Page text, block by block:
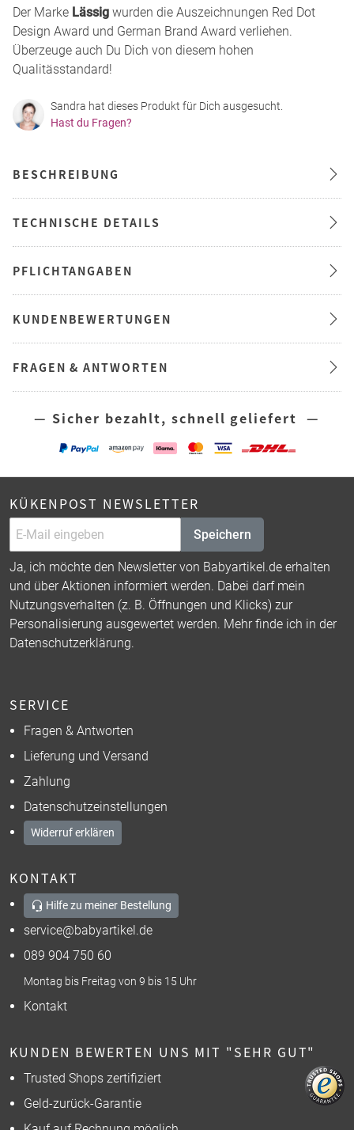
Der Marke Lässig wurden die Auszeichnungen Red Dot
Design Award und German Brand Award verliehen.
Überzeuge auch Du Dich von diesem hohen
Qualitässtandard!
Sandra hat dieses Produkt für Dich ausgesucht.
Hast du Fragen?
BESCHREIBUNG
TECHNISCHE DETAILS
PFLICHTANGABEN
KUNDENBEWERTUNGEN
FRAGEN & ANTWORTEN
— Sicher bezahlt, schnell geliefert —
KÜKENPOST NEWSLETTER
Speichern
Ja, ich möchte den Newsletter von Babyartikel.de erhalten
und über Aktionen informiert werden. Dabei darf mein
Nutzungsverhalten (z. B. Öffnungen und Klicks) zur
Personalisierung ausgewertet werden. Mehr finde ich in der
Datenschutzerklärung.
SERVICE
Fragen & Antworten
Lieferung und Versand
Zahlung
Datenschutzeinstellungen
Widerruf erklären
KONTAKT
Hilfe zu meiner Bestellung
service@babyartikel.de
089 904 750 60
Montag bis Freitag von 9 bis 15 Uhr
Kontakt
KUNDEN BEWERTEN UNS MIT "SEHR GUT"
Trusted Shops zertifiziert
Geld-zurück-Garantie